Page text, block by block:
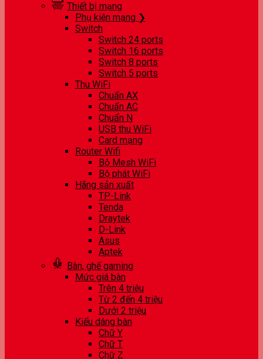
Thiết bị mạng
Phụ kiện mạng ❯
Switch
Switch 24 ports
Switch 16 ports
Switch 8 ports
Switch 5 ports
Thu WiFi
Chuẩn AX
Chuẩn AC
Chuẩn N
USB thu WiFi
Card mạng
Router Wifi
Bộ Mesh WiFi
Bộ phát WiFi
Hãng sản xuất
TP-Link
Tenda
Draytek
D-Link
Asus
Aptek
Bàn, ghế gaming
Mức giá bàn
Trên 4 triệu
Từ 2 đến 4 triệu
Dưới 2 triệu
Kiểu dáng bàn
Chữ Y
Chữ T
Chữ Z